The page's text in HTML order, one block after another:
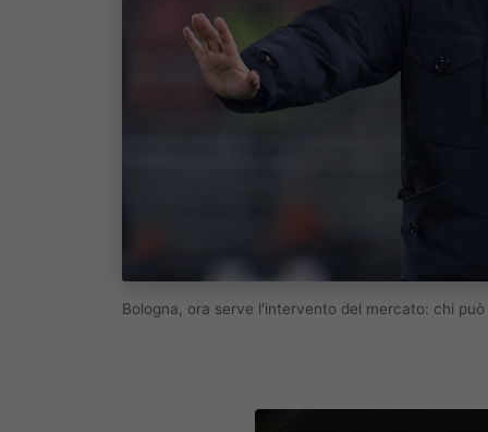
Bologna, ora serve l'intervento del mercato: chi